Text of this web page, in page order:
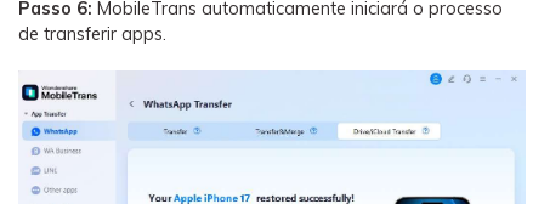
Passo 6: MobileTrans automaticamente iniciará o processo
de transferir apps.